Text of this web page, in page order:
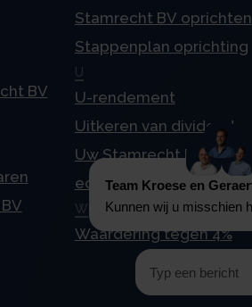
BV
Stamrecht BV oprichten
Stappenplan oprichting
U
U-rendement
Uitkeren van dividend
Uw Stamrecht BV en
echtscheiding
W
Waardering tegen 4%